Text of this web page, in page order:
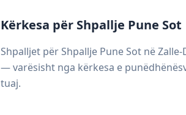
Kërkesa për Shpallje Pune Sot
Shpalljet për Shpallje Pune Sot në
— varësisht nga kërkesa e
tuaj.